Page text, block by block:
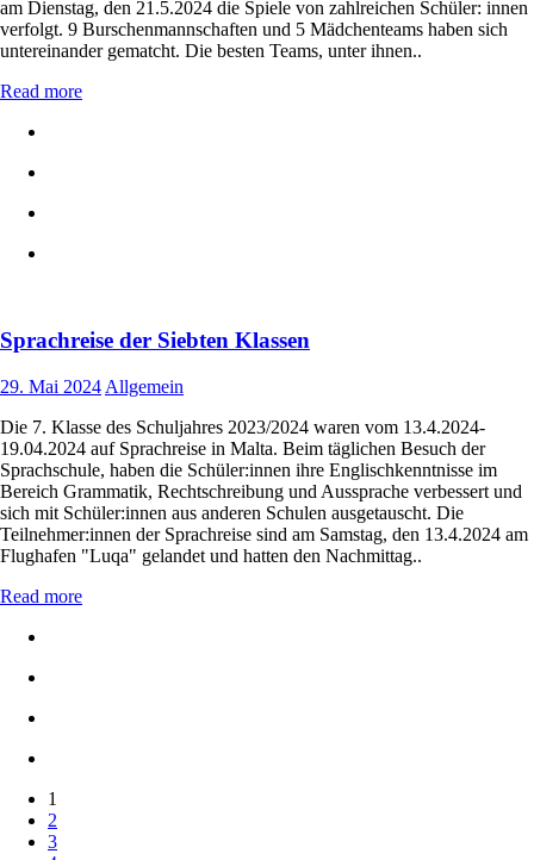
am Dienstag, den 21.5.2024 die Spiele von zahlreichen Schüler: innen
verfolgt. 9 Burschenmannschaften und 5 Mädchenteams haben sich
untereinander gematcht. Die besten Teams, unter ihnen..
Read more
Sprachreise der Siebten Klassen
29. Mai 2024 Allgemein
Die 7. Klasse des Schuljahres 2023/2024 waren vom 13.4.2024-
19.04.2024 auf Sprachreise in Malta. Beim täglichen Besuch der
Sprachschule, haben die Schüler:innen ihre Englischkenntnisse im
Bereich Grammatik, Rechtschreibung und Aussprache verbessert und
sich mit Schüler:innen aus anderen Schulen ausgetauscht. Die
Teilnehmer:innen der Sprachreise sind am Samstag, den 13.4.2024 am
Flughafen "Luqa" gelandet und hatten den Nachmittag..
Read more
Seitennummerierung
der
1
2
3